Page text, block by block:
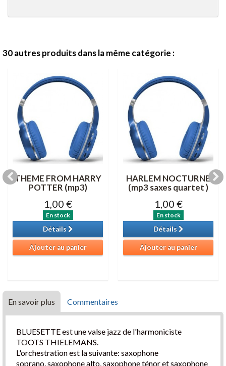
30 autres produits dans la même catégorie :
THEME FROM HARRY
POTTER (mp3)
1,00 €
En stock
Détails
Ajouter au panier
HARLEM NOCTURNE
(mp3 saxes quartet )
1,00 €
En stock
Détails
Ajouter au panier
En savoir plus Commentaires
BLUESETTE est une valse jazz de l'harmoniciste
TOOTS THIELEMANS.
L'orchestration est la suivante: saxophone
soprano, saxophone alto, saxophone ténor et saxophone